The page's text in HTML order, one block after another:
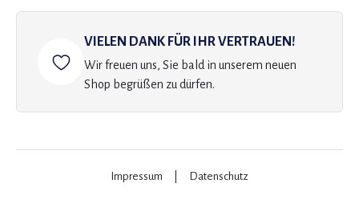
VIELEN DANK FÜR IHR VERTRAUEN!
Wir freuen uns, Sie bald in unserem neuen
Shop begrüßen zu dürfen.
Impressum Datenschutz